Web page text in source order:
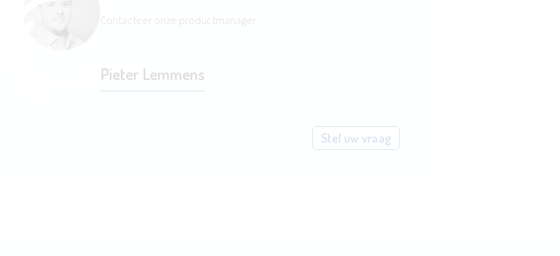
Contacteer onze productmanager
Pieter Lemmens
Stel uw vraag